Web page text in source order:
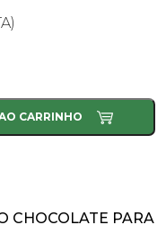
CARRINHO
CHOCOLATE PARA